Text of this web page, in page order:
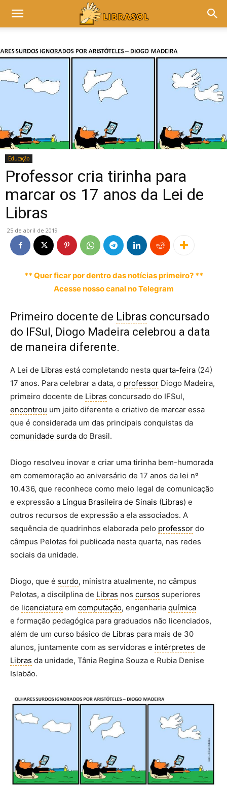
Educação
Professor cria tirinha para
marcar os 17 anos da Lei de
Libras
25 de abril de 2019
** Quer ficar por dentro das notícias primeiro? **
Acesse nosso canal no Telegram
Primeiro docente de Libras concursado
do IFSul, Diogo Madeira celebrou a data
de maneira diferente.
A Lei de Libras está completando nesta quarta-feira (24)
17 anos. Para celebrar a data, o professor Diogo Madeira,
primeiro docente de Libras concursado do IFSul,
encontrou um jeito diferente e criativo de marcar essa
que é considerada um das principais conquistas da
comunidade surda do Brasil.
Diogo resolveu inovar e criar uma tirinha bem-humorada
em comemoração ao aniversário de 17 anos da lei nº
10.436, que reconhece como meio legal de comunicação
e expressão a Língua Brasileira de Sinais (Libras) e
outros recursos de expressão a ela associados. A
sequência de quadrinhos elaborada pelo professor do
câmpus Pelotas foi publicada nesta quarta, nas redes
sociais da unidade.
Diogo, que é surdo, ministra atualmente, no câmpus
Pelotas, a discilplina de Libras nos cursos superiores
de licenciatura em computação, engenharia química
e formação pedagógica para graduados não licenciados,
além de um curso básico de Libras para mais de 30
alunos, juntamente com as servidoras e intérpretes de
Libras da unidade, Tânia Regina Souza e Rubia Denise
Islabão.